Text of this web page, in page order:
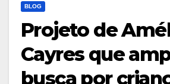
BLOG
Projeto de
Cayres que
busca por